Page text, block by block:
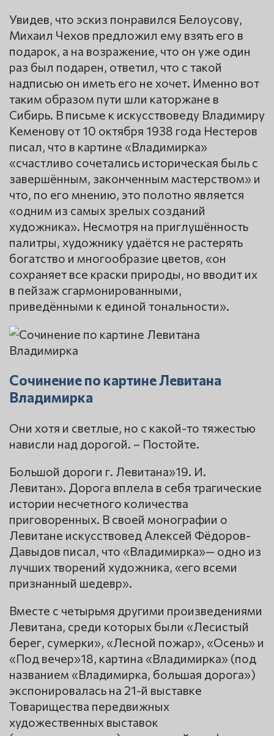
Увидев, что эскиз понравился Белоусову,
Михаил Чехов предложил ему взять его в
подарок, а на возражение, что он уже один
раз был подарен, ответил, что с такой
надписью он иметь его не хочет. Именно вот
таким образом пути шли каторжане в
Сибирь. В письме к искусствоведу Владимиру
Кеменову от 10 октября 1938 года Нестеров
писал, что в картине «Владимирка»
«счастливо сочетались историческая быль с
завершённым, законченным мастерством» и
что, по его мнению, это полотно является
«одним из самых зрелых созданий
художника». Несмотря на приглушённость
палитры, художнику удаётся не растерять
богатство и многообразие цветов, «он
сохраняет все краски природы, но вводит их
в пейзаж сгармонированными,
приведёнными к единой тональности».
Сочинение по картине Левитана
Владимирка
Они хотя и светлые, но с какой-то тяжестью
нависли над дорогой. – Постойте.
Большой дороги г. Левитана»19. И.
Левитан». Дорога вплела в себя трагические
истории несчетного количества
приговоренных. В своей монографии о
Левитане искусствовед Алексей Фёдоров-
Давыдов писал, что «Владимирка»— одно из
лучших творений художника, «его всеми
признанный шедевр».
Вместе с четырьмя другими произведениями
Левитана, среди которых были «Лесистый
берег, сумерки», «Лесной пожар», «Осень» и
«Под вечер»18, картина «Владимирка» (под
названием «Владимирка, большая дорога»)
экспонировалась на 21-й выставке
Товарищества передвижных
художественных выставок